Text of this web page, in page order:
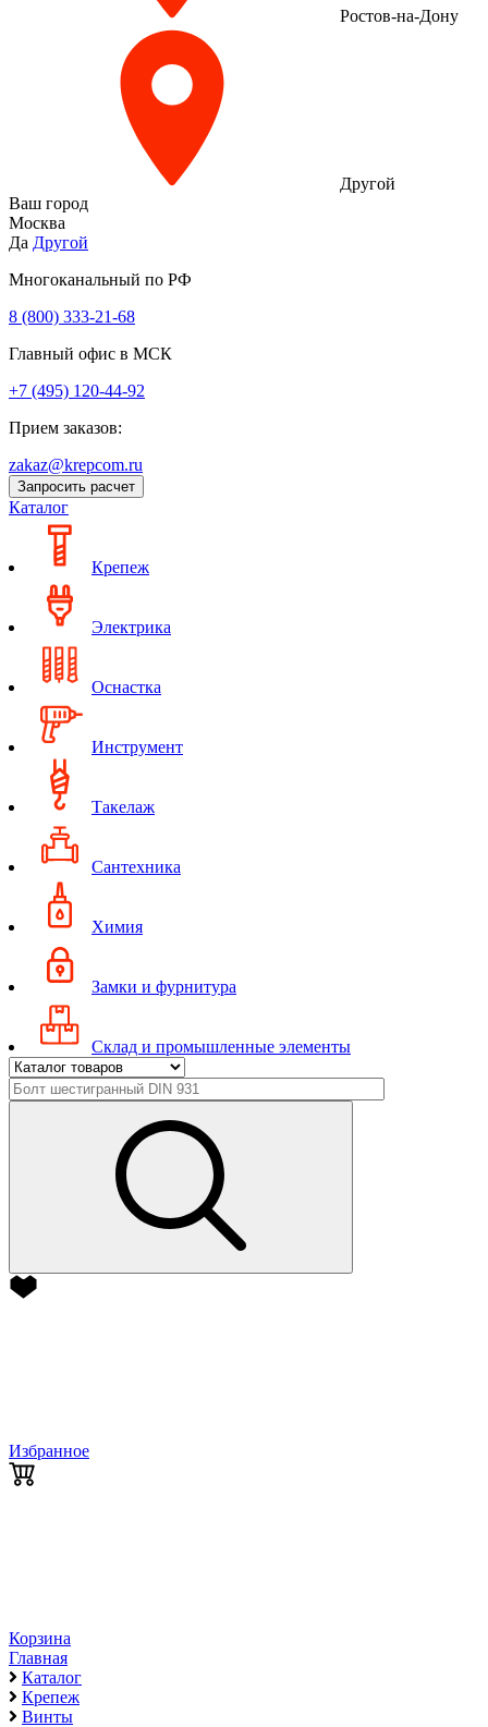
Ростов-на-Дону
Другой
Ваш город
Москва
Да Другой
Многоканальный по РФ
8 (800) 333‑21-68
Главный офис в МСК
+7 (495) 120-44-92
Прием заказов:
zakaz@krepcom.ru
Запросить расчет
Каталог
Крепеж
Электрика
Оснастка
Инструмент
Такелаж
Сантехника
Химия
Замки и фурнитура
Склад и промышленные элементы
Избранное
Корзина
Главная
Каталог
Крепеж
Винты